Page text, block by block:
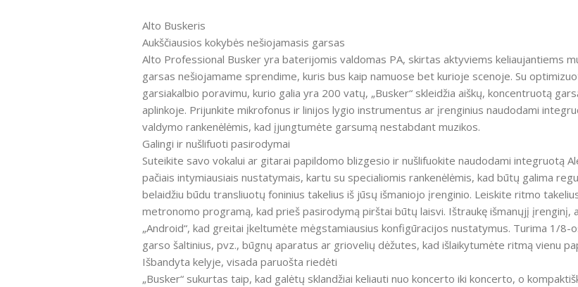
Alto Buskeris
Aukščiausios kokybės nešiojamasis garsas
Alto Professional Busker yra baterijomis valdomas PA, skirtas aktyviems keliaujantiems
garsas nešiojamame sprendime, kuris bus kaip namuose bet kurioje scenoje. Su
garsiakalbio poravimu, kurio galia yra 200 vatų, „Busker“ skleidžia aiškų, koncentruotą
aplinkoje. Prijunkite mikrofonus ir linijos lygio instrumentus ar įrenginius naudodami
valdymo rankenėlėmis, kad įjungtumėte garsumą nestabdant muzikos.
Galingi ir nušlifuoti pasirodymai
Suteikite savo vokalui ar gitarai papildomo blizgesio ir nušlifuokite naudodami integruotą
pačiais intymiausiais nustatymais, kartu su specialiomis rankenėlėmis, kad būtų galima
belaidžiu būdu transliuotų foninius takelius iš jūsų išmaniojo įrenginio. Leiskite ritmo
metronomo programą, kad prieš pasirodymą pirštai būtų laisvi. Ištraukę išmanųjį įrenginį,
„Android“, kad greitai įkeltumėte mėgstamiausius konfigūracijos nustatymus. Turima 1/
garso šaltinius, pvz., būgnų aparatus ar griovelių dėžutes, kad išlaikytumėte ritmą vienu
Išbandyta kelyje, visada paruošta riedėti
„Busker“ sukurtas taip, kad galėtų sklandžiai keliauti nuo koncerto iki koncerto, o